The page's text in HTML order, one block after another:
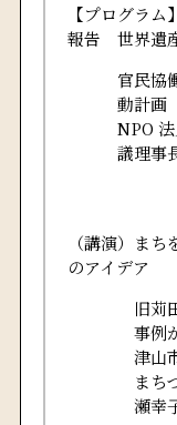
【プログラム】
報告 世界遺
官民協
動計画
NPO
議理事
（講演）ま
のアイデア
旧苅
事例
津山
まち
瀬幸